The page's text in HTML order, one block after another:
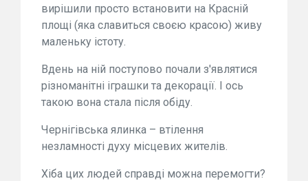
вирішили просто встановити на Красній
площі (яка славиться своєю красою) живу
маленьку істоту.
Вдень на ній поступово почали з'являтися
різноманітні іграшки та декорації. І ось
такою вона стала після обіду.
Чернігівська ялинка – втілення
незламності духу місцевих жителів.
Хіба цих людей справді можна перемогти?